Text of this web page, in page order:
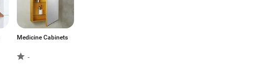
Medicine Cabinets
-